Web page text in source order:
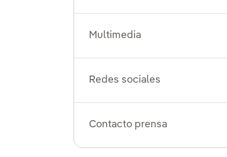
Multimedia
Redes sociales
Contacto prensa